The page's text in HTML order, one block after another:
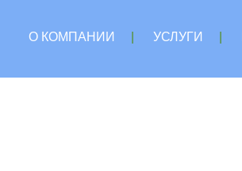
О КОМПАНИИ УСЛУГИ